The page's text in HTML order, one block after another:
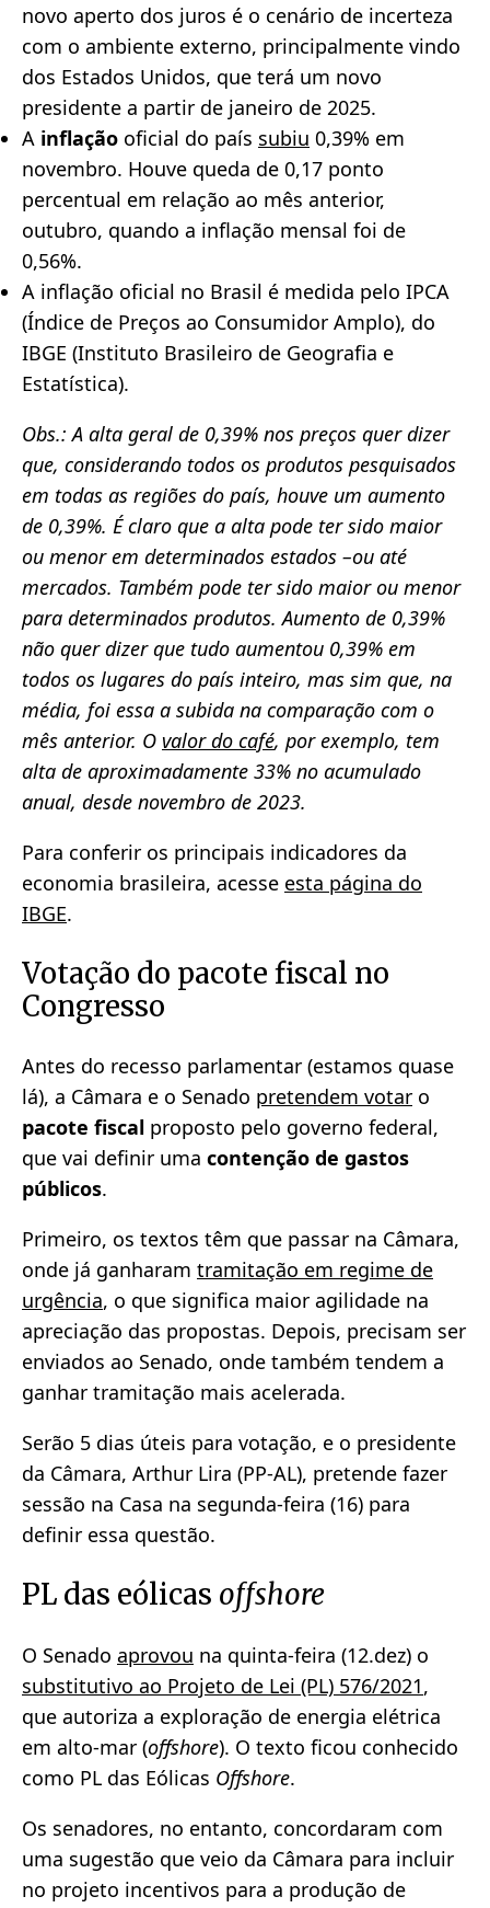
novo aperto dos juros é o cenário de incerteza
com o ambiente externo, principalmente vindo
dos Estados Unidos, que terá um novo
presidente a partir de janeiro de 2025.
A inflação oficial do país subiu 0,39% em
novembro. Houve queda de 0,17 ponto
percentual em relação ao mês anterior,
outubro, quando a inflação mensal foi de
0,56%.
A inflação oficial no Brasil é medida pelo IPCA
(Índice de Preços ao Consumidor Amplo), do
IBGE (Instituto Brasileiro de Geografia e
Estatística).
Obs.: A alta geral de 0,39% nos preços quer dizer
que, considerando todos os produtos pesquisados
em todas as regiões do país, houve um aumento
de 0,39%. É claro que a alta pode ter sido maior
ou menor em determinados estados –ou até
mercados. Também pode ter sido maior ou menor
para determinados produtos. Aumento de 0,39%
não quer dizer que tudo aumentou 0,39% em
todos os lugares do país inteiro, mas sim que, na
média, foi essa a subida na comparação com o
mês anterior. O valor do café, por exemplo, tem
alta de aproximadamente 33% no acumulado
anual, desde novembro de 2023.
Para conferir os principais indicadores da
economia brasileira, acesse esta página do
IBGE.
Votação do pacote fiscal no
Congresso
Antes do recesso parlamentar (estamos quase
lá), a Câmara e o Senado pretendem votar o
pacote fiscal proposto pelo governo federal,
que vai definir uma contenção de gastos
públicos.
Primeiro, os textos têm que passar na Câmara,
onde já ganharam tramitação em regime de
urgência, o que significa maior agilidade na
apreciação das propostas. Depois, precisam ser
enviados ao Senado, onde também tendem a
ganhar tramitação mais acelerada.
Serão 5 dias úteis para votação, e o presidente
da Câmara, Arthur Lira (PP-AL), pretende fazer
sessão na Casa na segunda-feira (16) para
definir essa questão.
PL das eólicas offshore
O Senado aprovou na quinta-feira (12.dez) o
substitutivo ao Projeto de Lei (PL) 576/2021,
que autoriza a exploração de energia elétrica
em alto-mar (offshore). O texto ficou conhecido
como PL das Eólicas Offshore.
Os senadores, no entanto, concordaram com
uma sugestão que veio da Câmara para incluir
no projeto incentivos para a produção de